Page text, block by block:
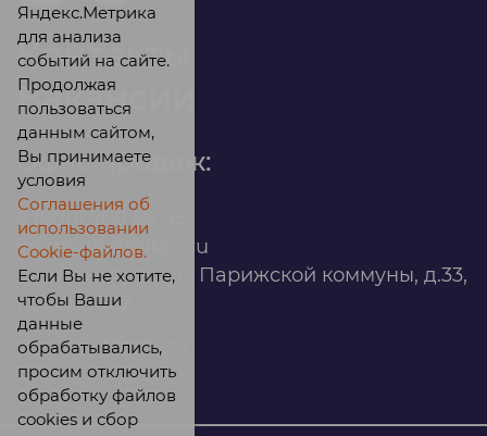
Контакты
Вакансии
Офис продаж:
infomarket@ilan.su
г. Красноярск, ул. Парижской коммуны, д.33,
помещ. 302
ИНН: 2465263327
Яндекс.Метрика
для анализа
событий на сайте.
Продолжая
пользоваться
данным сайтом,
Вы принимаете
условия
Соглашения об
использовании
Cookie-файлов.
Если Вы не хотите,
чтобы Ваши
данные
обрабатывались,
просим отключить
обработку файлов
cookies и сбор